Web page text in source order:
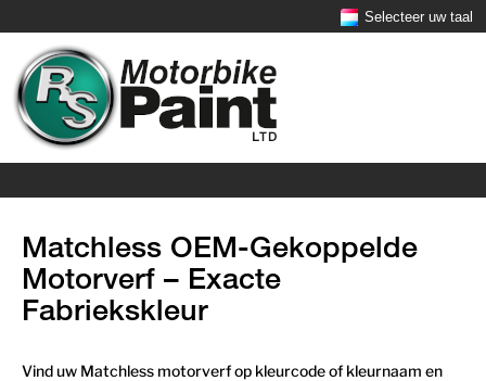
Selecteer uw taal
Matchless OEM-Gekoppelde
Motorverf – Exacte
Fabriekskleur
Vind uw Matchless motorverf op kleurcode of kleurnaam en